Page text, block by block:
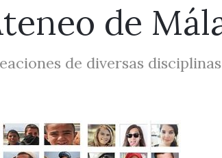
de
de diversas disciplinas